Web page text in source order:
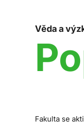
Věda a
Fakulta se